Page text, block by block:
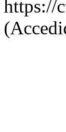
https://